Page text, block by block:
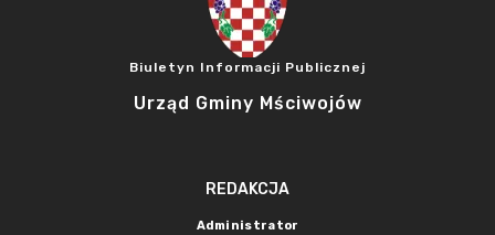
Biuletyn Informacji Publicznej
Urząd Gminy Mściwojów
REDAKCJA
Administrator